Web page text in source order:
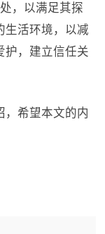
，以满足其探
生活环境，以减
护，建立信任关
，希望本文的内